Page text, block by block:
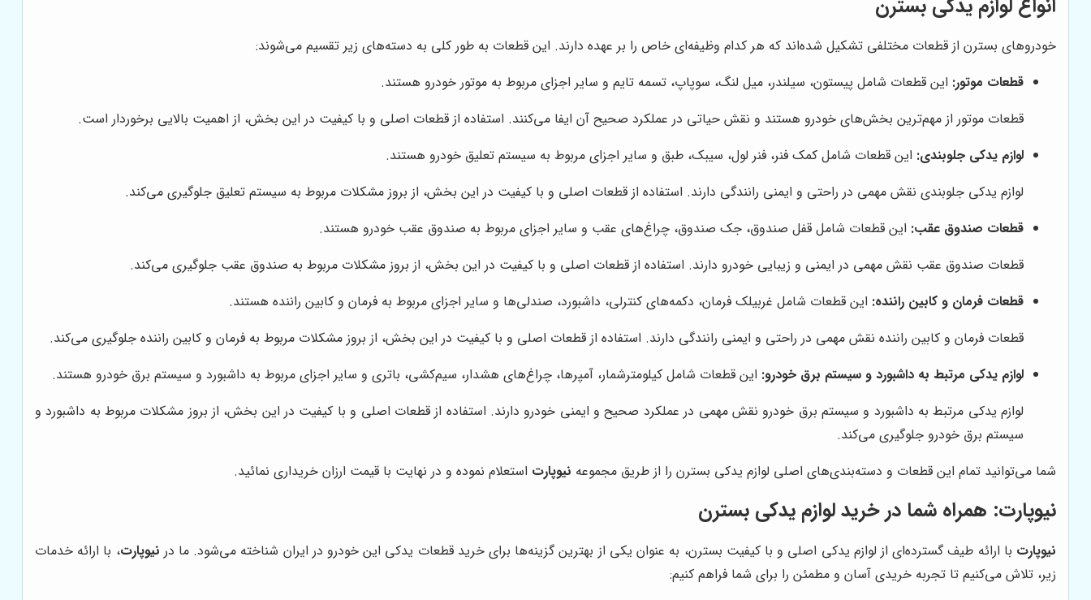
خودروهای بسترن از قطعات مختلفی تشکیل شده‌اند که هر کدام وظیفه‌ای خاص را بر عهده دارند. این قطعات به طور کلی به دسته‌های زیر تقسیم می‌شوند:
قطعات موتور: این قطعات شامل پیستون، سیلندر، میل لنگ، سوپاپ، تسمه تایم و سایر اجزای مربوط به موتور خودرو هستند.
قطعات موتور از مهم‌ترین بخش‌های خودرو هستند و نقش حیاتی در عملکرد صحیح آن ایفا می‌کنند. استفاده از قطعات اصلی و با کیفیت در این بخش، از اهمیت بالایی برخوردار است.
لوازم یدکی جلوبندی: این قطعات شامل کمک فنر، فنر لول، سیبک، طبق و سایر اجزای مربوط به سیستم تعلیق خودرو هستند.
لوازم یدکی جلوبندی نقش مهمی در راحتی و ایمنی رانندگی دارند. استفاده از قطعات اصلی و با کیفیت در این بخش، از بروز مشکلات مربوط به سیستم تعلیق جلوگیری می‌کند.
قطعات صندوق عقب: این قطعات شامل قفل صندوق، جک صندوق، چراغ‌های عقب و سایر اجزای مربوط به صندوق عقب خودرو هستند.
قطعات صندوق عقب نقش مهمی در ایمنی و زیبایی خودرو دارند. استفاده از قطعات اصلی و با کیفیت در این بخش، از بروز مشکلات مربوط به صندوق عقب جلوگیری می‌کند.
قطعات فرمان و کابین راننده: این قطعات شامل غربیلک فرمان، دکمه‌های کنترلی، داشبورد، صندلی‌ها و سایر اجزای مربوط به فرمان و کابین راننده هستند.
قطعات فرمان و کابین راننده نقش مهمی در راحتی و ایمنی رانندگی دارند. استفاده از قطعات اصلی و با کیفیت در این بخش، از بروز مشکلات مربوط به فرمان و کابین راننده جلوگیری می‌کند.
لوازم یدکی مرتبط به داشبورد و سیستم برق خودرو: این قطعات شامل کیلومترشمار، آمپرها، چراغ‌های هشدار، سیم‌کشی، باتری و سایر اجزای مربوط به داشبورد و سیستم برق خودرو هستند.
لوازم یدکی مرتبط به داشبورد و سیستم برق خودرو نقش مهمی در عملکرد صحیح و ایمنی خودرو دارند. استفاده از قطعات اصلی و با کیفیت در این بخش، از بروز مشکلات مربوط به داشبورد و
سیستم برق خودرو جلوگیری می‌کند.
شما می‌توانید تمام این قطعات و دسته‌بندی‌های اصلی لوازم یدکی بسترن را از طریق مجموعه نیوپارت استعلام نموده و در نهایت با قیمت ارزان خریداری نمائید.
نیوپارت: همراه شما در خرید لوازم یدکی بسترن
نیوپارت با ارائه طیف گسترده‌ای از لوازم یدکی اصلی و با کیفیت بسترن، به عنوان یکی از بهترین گزینه‌ها برای خرید قطعات یدکی این خودرو در ایران شناخته می‌شود. ما در نیوپارت، با ارائه خدمات
زیر، تلاش می‌کنیم تا تجربه خریدی آسان و مطمئن را برای شما فراهم کنیم: